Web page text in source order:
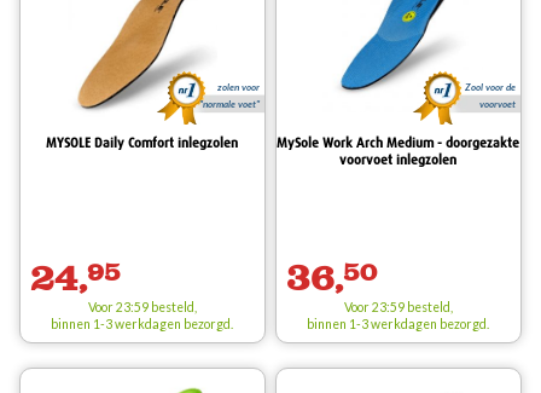
zolen voor
"normale voet"
MYSOLE Daily Comfort inlegzolen
24,95
Voor 23:59 besteld,
binnen 1-3 werkdagen bezorgd.
Zool voor de
voorvoet
MySole Work Arch Medium - doorgezakte
voorvoet inlegzolen
36,50
Voor 23:59 besteld,
binnen 1-3 werkdagen bezorgd.